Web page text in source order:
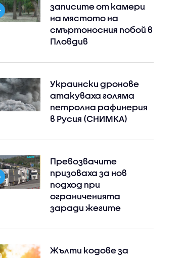
записите от камери
на мястото на
смъртоносния побой в
Пловдив
Украински дронове
атакуваха голяма
петролна рафинерия
в Русия (СНИМКА)
Превозвачите
призоваха за нов
подход при
ограниченията
заради жегите
Жълти кодове за